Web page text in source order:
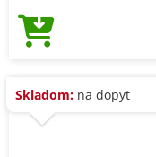
Skladom: na dopyt